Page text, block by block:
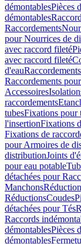
démontablesPièces
démontables
Raccordements
pour Nourrices de
avec raccord fileté
avec raccord fileté
d'eau
Raccordements
Accessoires
raccordements
tubesFixations pour
l'insertionFixations
Fixations de
pour Armoires de
distributionJoints
pour eau potable
détachées pour
Manchons
RéductionsCoudes
détachées pour Tés
Raccords
démontablesPièces
démontables